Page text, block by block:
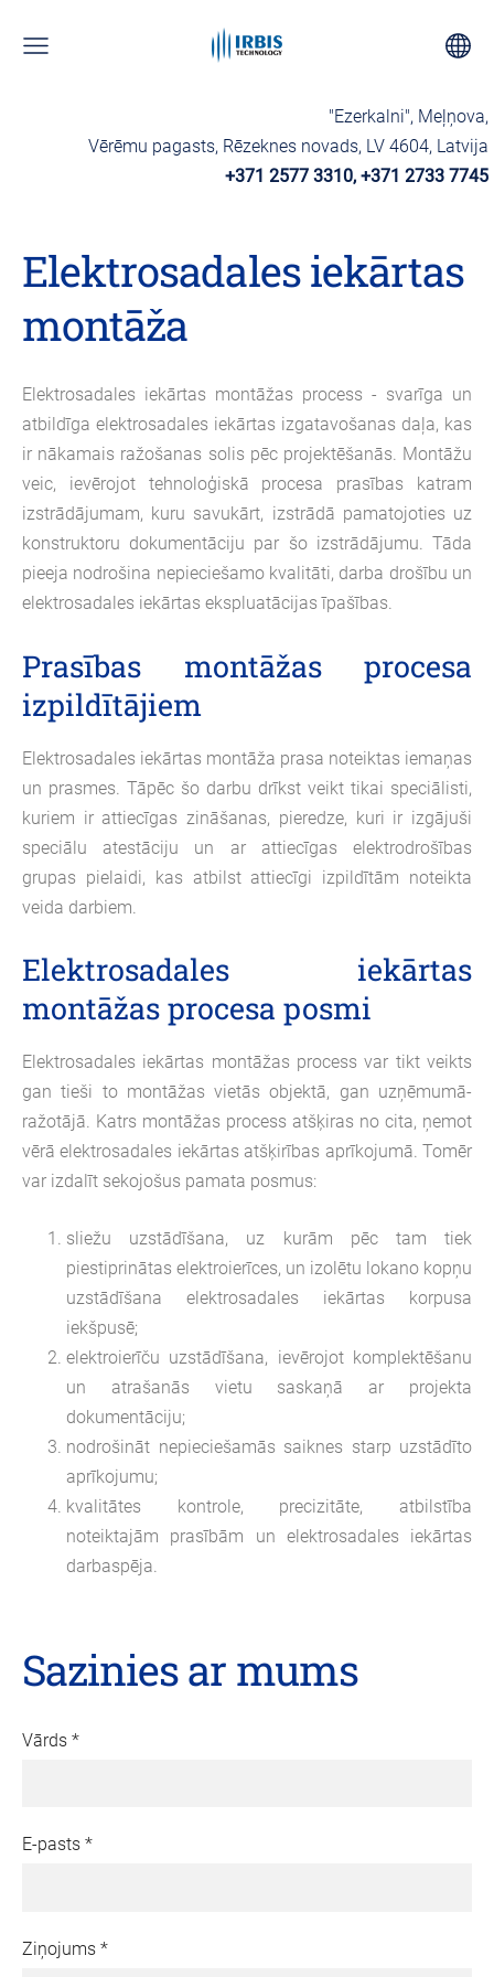
"Ezerkalni", Meļņova,
Vērēmu pagasts, Rēzeknes novads, LV 4604, Latvija
+371 2577 3310, +371 2733 7745
Elektrosadales iekārtas
montāža
Elektrosadales iekārtas montāžas process - svarīga un
atbildīga elektrosadales iekārtas izgatavošanas daļa, kas
ir nākamais ražošanas solis pēc projektēšanās. Montāžu
veic, ievērojot tehnoloģiskā procesa prasības katram
izstrādājumam, kuru savukārt, izstrādā pamatojoties uz
konstruktoru dokumentāciju par šo izstrādājumu. Tāda
pieeja nodrošina nepieciešamo kvalitāti, darba drošību un
elektrosadales iekārtas ekspluatācijas īpašības.
Prasības montāžas procesa
izpildītājiem
Elektrosadales iekārtas montāža prasa noteiktas iemaņas
un prasmes. Tāpēc šo darbu drīkst veikt tikai speciālisti,
kuriem ir attiecīgas zināšanas, pieredze, kuri ir izgājuši
speciālu atestāciju un ar attiecīgas elektrodrošības
grupas pielaidi, kas atbilst attiecīgi izpildītām noteikta
veida darbiem.
Elektrosadales iekārtas
montāžas procesa posmi
Elektrosadales iekārtas montāžas process var tikt veikts
gan tieši to montāžas vietās objektā, gan uzņēmumā-
ražotājā. Katrs montāžas process atšķiras no cita, ņemot
vērā elektrosadales iekārtas atšķirības aprīkojumā. Tomēr
var izdalīt sekojošus pamata posmus:
sliežu uzstādīšana, uz kurām pēc tam tiek
piestiprinātas elektroierīces, un izolētu lokano kopņu
uzstādīšana elektrosadales iekārtas korpusa
iekšpusē;
elektroierīču uzstādīšana, ievērojot komplektēšanu
un atrašanās vietu saskaņā ar projekta
dokumentāciju;
nodrošināt nepieciešamās saiknes starp uzstādīto
aprīkojumu;
kvalitātes kontrole, precizitāte, atbilstība
noteiktajām prasībām un elektrosadales iekārtas
darbaspēja.
Sazinies ar mums
Vārds *
E-pasts *
Ziņojums *